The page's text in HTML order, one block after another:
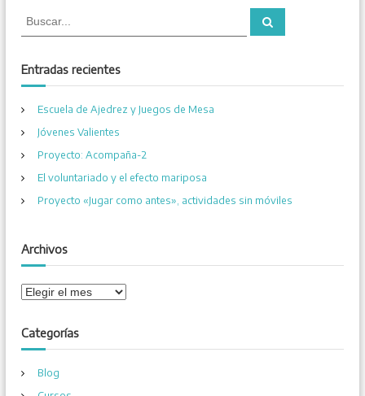
v
g
a
c
i
n
d
e
e
B
c
a
:
B
Entradas recientes
Escuela de Ajedrez y Juegos de Mesa
Jóvenes Valientes
Proyecto: Acompaña-2
El voluntariado y el efecto mariposa
Proyecto «Jugar como antes», actividades sin móviles
Archivos
A
h
v
o
Categorías
Blog